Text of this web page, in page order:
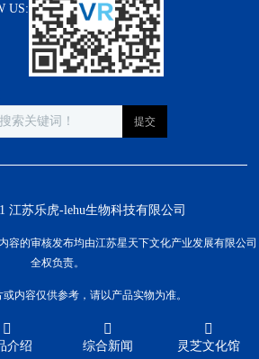
US:
江苏乐虎-lehu生物科技有限公司
容的审核发布均由江苏星天下文化产业发展有限公司
全权负责。
内容仅供参考，请以产品实物为准。
介绍 综合新闻 灵芝文化馆